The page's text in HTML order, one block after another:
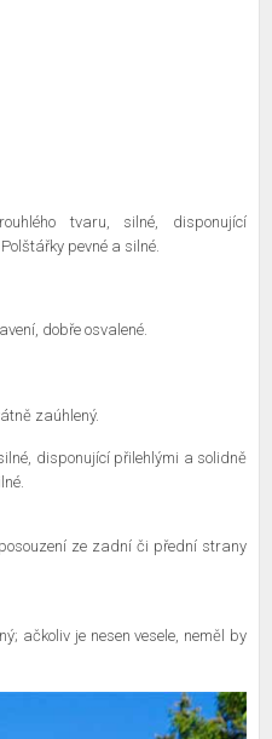
tvaru, silné, disponující
pevné a silné.
dobře osvalené.
zaúhlený.
disponující přilehlými a solidně
ze zadní či přední strany
ačkoliv je nesen vesele, neměl by